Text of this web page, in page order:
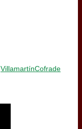
VillamartínCofrade